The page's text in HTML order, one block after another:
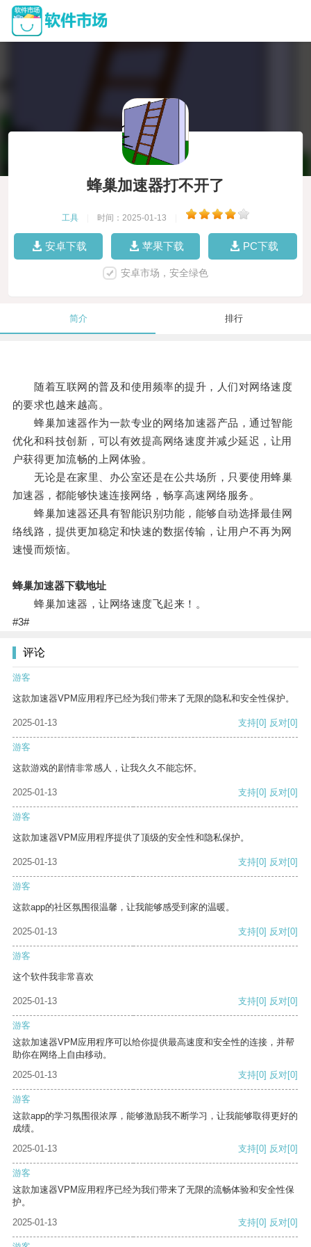
蜂巢加速器打不开了
工具 时间：2025-01-13
安卓下载 苹果下载 PC下载
安卓市场，安全绿色
简介 排行
随着互联网的普及和使用频率的提升，人们对网络速度
的要求也越来越高。
蜂巢加速器作为一款专业的网络加速器产品，通过智能
优化和科技创新，可以有效提高网络速度并减少延迟，让用
户获得更加流畅的上网体验。
无论是在家里、办公室还是在公共场所，只要使用蜂巢
加速器，都能够快速连接网络，畅享高速网络服务。
蜂巢加速器还具有智能识别功能，能够自动选择最佳网
络线路，提供更加稳定和快速的数据传输，让用户不再为网
速慢而烦恼。
蜂巢加速器下载地址
蜂巢加速器，让网络速度飞起来！。
#3#
评论
游客
这款加速器VPM应用程序已经为我们带来了无限的隐私和安全性保护。
2025-01-13 支持[0] 反对[0]
游客
这款游戏的剧情非常感人，让我久久不能忘怀。
2025-01-13 支持[0] 反对[0]
游客
这款加速器VPM应用程序提供了顶级的安全性和隐私保护。
2025-01-13 支持[0] 反对[0]
游客
这款app的社区氛围很温馨，让我能够感受到家的温暖。
2025-01-13 支持[0] 反对[0]
游客
这个软件我非常喜欢
2025-01-13 支持[0] 反对[0]
游客
这款加速器VPM应用程序可以给你提供最高速度和安全性的连接，并帮
助你在网络上自由移动。
2025-01-13
支持[0] 反对[0]
游客
这款app的学习氛围很浓厚，能够激励我不断学习，让我能够取得更好的
成绩。
2025-01-13
支持[0] 反对[0]
游客
这款加速器VPM应用程序已经为我们带来了无限的流畅体验和安全性保
护。
2025-01-13
支持[0] 反对[0]